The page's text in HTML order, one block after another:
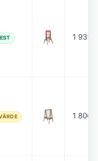
1 931
1 806